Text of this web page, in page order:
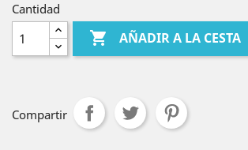
Cantidad
 AÑADIR A LA CESTA
Compartir